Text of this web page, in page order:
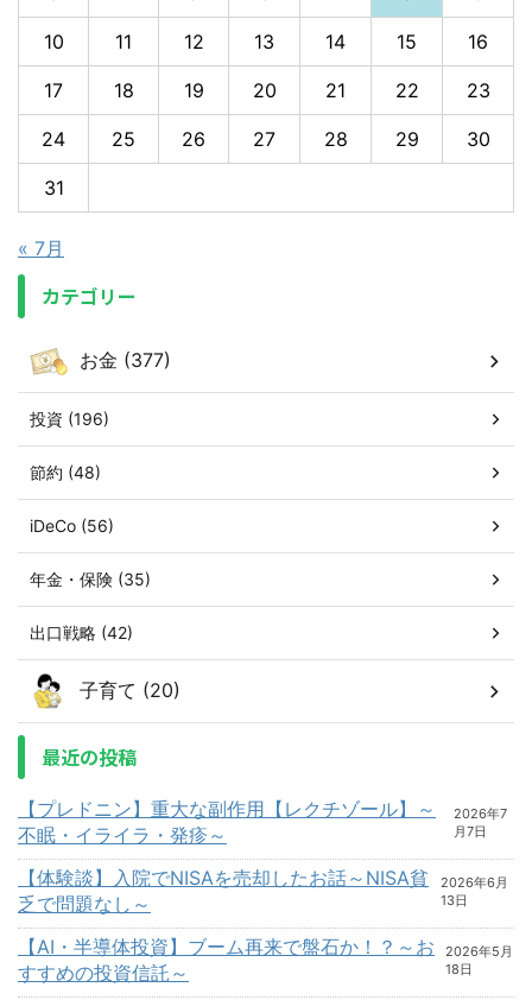
10 11 12 13 14 15 16
17 18 19 20 21 22 23
24 25 26 27 28 29 30
31
« 7月
カテゴリー
お金 (377)
投資 (196)
節約 (48)
iDeCo (56)
年金・保険 (35)
出口戦略 (42)
子育て (20)
最近の投稿
【プレドニン】重大な副作用【レクチゾール】～
不眠・イライラ・発疹～
2026年7
月7日
【体験談】入院でNISAを売却したお話～NISA貧
乏で問題なし～
2026年6月
13日
【AI・半導体投資】ブーム再来で盤石か！？～お
すすめの投資信託～
2026年5月
18日